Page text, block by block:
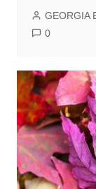
GEORGIA
0